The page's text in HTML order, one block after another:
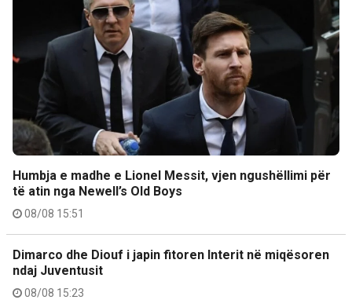
Humbja e madhe e Lionel Messit, vjen ngushëllimi për
të atin nga Newell’s Old Boys
08/08 15:51
Dimarco dhe Diouf i japin fitoren Interit në miqësoren
ndaj Juventusit
08/08 15:23